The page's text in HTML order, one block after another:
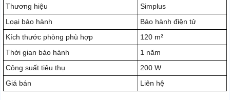
Thương hiệu
Simplus
Loại bảo hành
Bảo hành điện tử
Kích thước phòng phù hợp
120 m²
Thời gian bảo hành
1 năm
Công suất tiêu thụ
200 W
Giá bán
Liên hệ